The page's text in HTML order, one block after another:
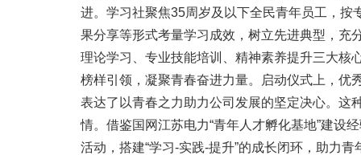
进。学习社聚焦35周岁及以下全民青年员工，按
果分享等形式考量学习成效，树立先进典型，充
理论学习、专业技能培训、精神素养提升三大核
榜样引领，凝聚青春奋进力量。启动仪式上，优
表达了以青春之力助力公司发展的坚定决心。这
情。借鉴国网江苏电力“青年人才孵化基地”建设
活动，搭建“学习-实践-提升”的成长闭环，助力